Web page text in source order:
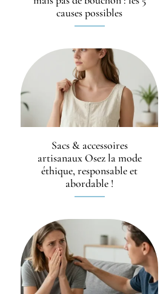
causes possibles
Sacs & accessoires
artisanaux Osez la mode
éthique, responsable et
abordable !